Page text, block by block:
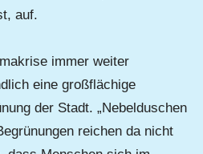
auf.
immer weiter
eine großflächige
der Stadt. „Nebelduschen
reichen da nicht